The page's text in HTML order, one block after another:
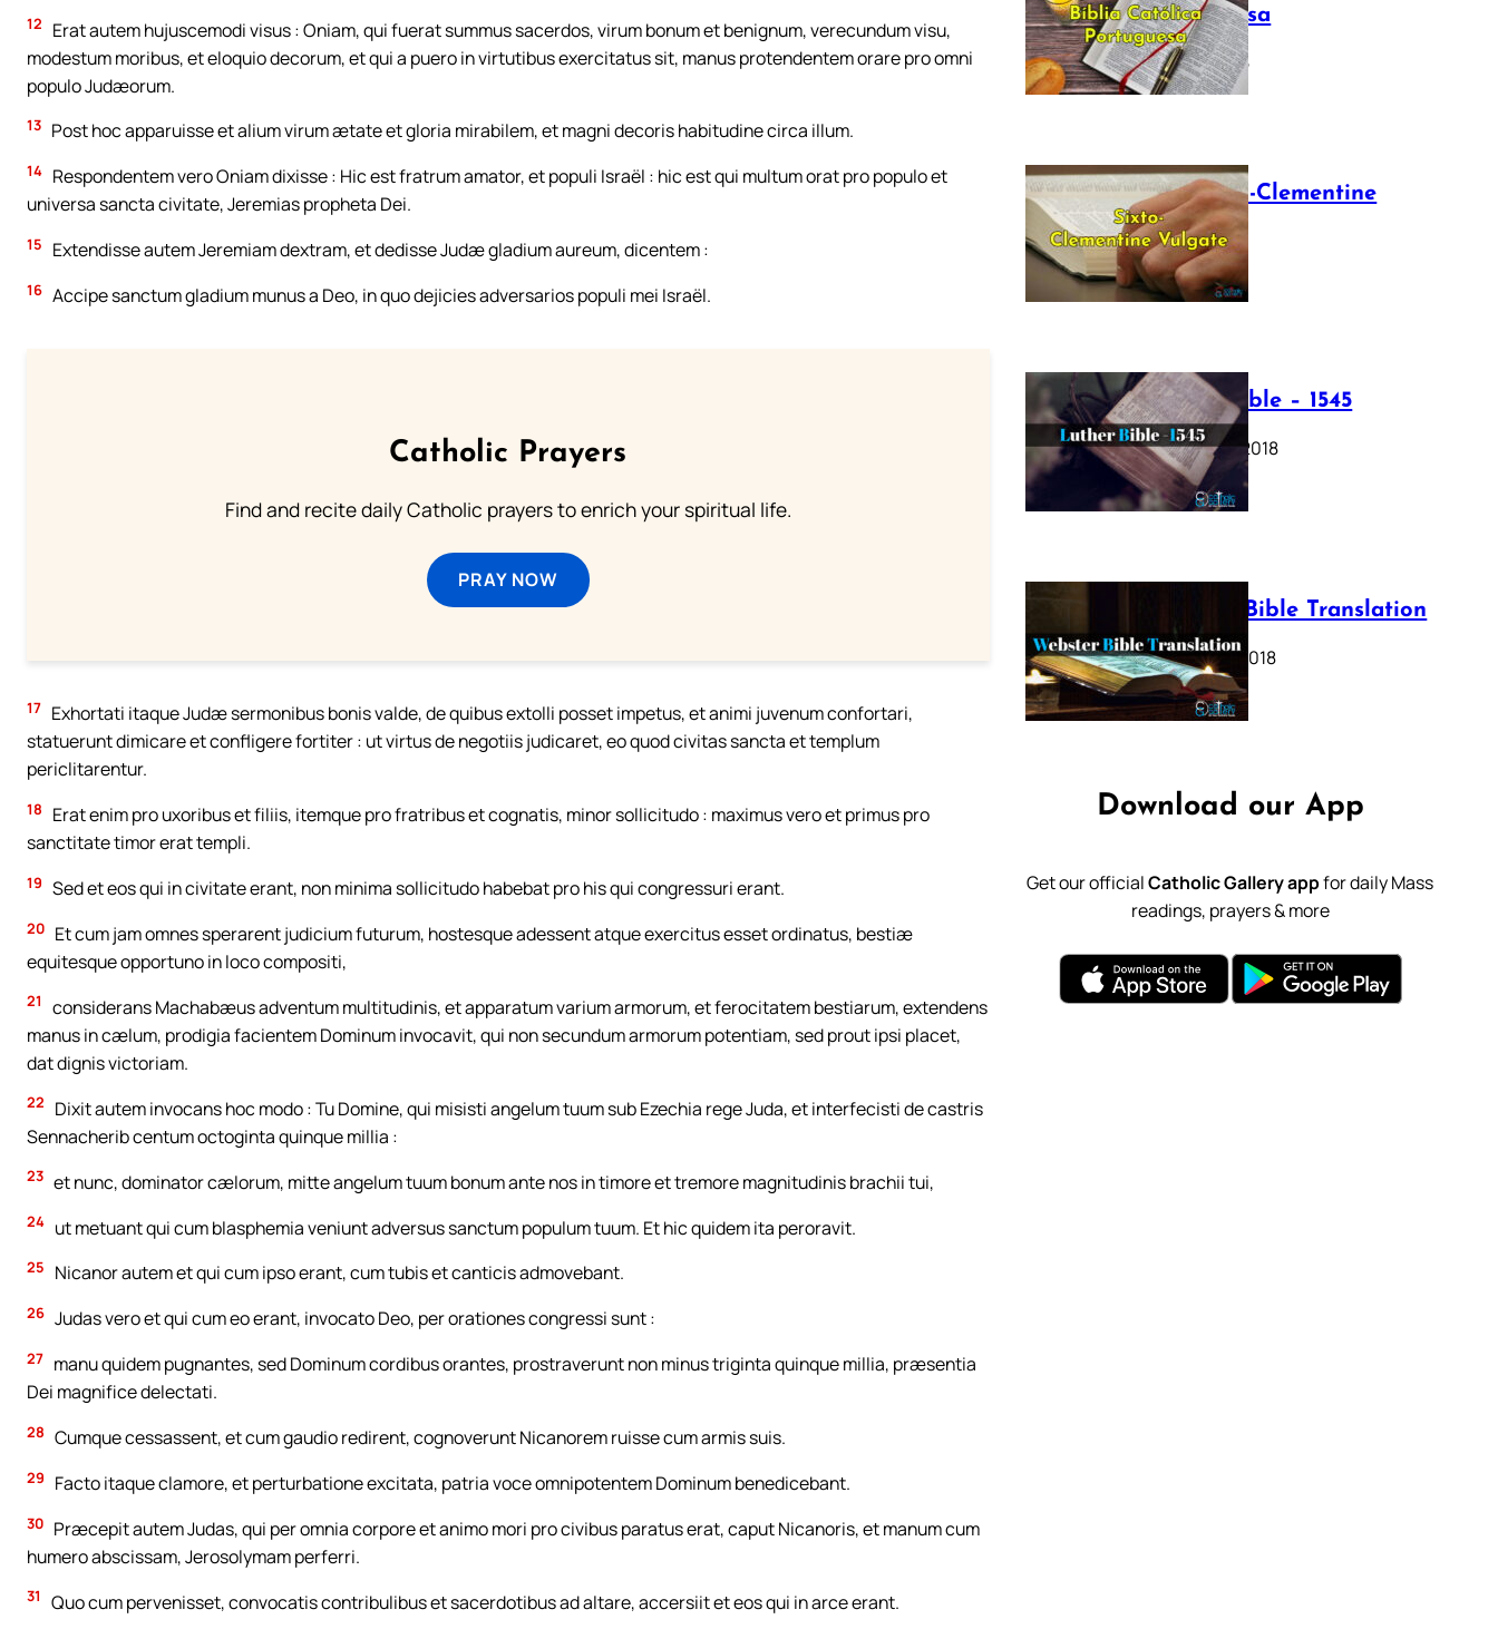
12
Erat autem hujuscemodi visus : Oniam, qui fuerat summus sacerdos, virum bonum et benignum, verecundum visu,
modestum moribus, et eloquio decorum, et qui a puero in virtutibus exercitatus sit, manus protendentem orare pro omni
populo Judæorum.
13 Post hoc apparuisse et alium virum ætate et gloria mirabilem, et magni decoris habitudine circa illum.
14 Respondentem vero Oniam dixisse : Hic est fratrum amator, et populi Israël : hic est qui multum orat pro populo et
universa sancta civitate, Jeremias propheta Dei.
15 Extendisse autem Jeremiam dextram, et dedisse Judæ gladium aureum, dicentem :
16 Accipe sanctum gladium munus a Deo, in quo dejicies adversarios populi mei Israël.
Catholic Prayers
Find and recite daily Catholic prayers to enrich your spiritual life.
PRAY NOW
17 Exhortati itaque Judæ sermonibus bonis valde, de quibus extolli posset impetus, et animi juvenum confortari,
statuerunt dimicare et confligere fortiter : ut virtus de negotiis judicaret, eo quod civitas sancta et templum
periclitarentur.
18
Erat enim pro uxoribus et filiis, itemque pro fratribus et cognatis, minor sollicitudo : maximus vero et primus pro
sanctitate timor erat templi.
19 Sed et eos qui in civitate erant, non minima sollicitudo habebat pro his qui congressuri erant.
20 Et cum jam omnes sperarent judicium futurum, hostesque adessent atque exercitus esset ordinatus, bestiæ
equitesque opportuno in loco compositi,
21
considerans Machabæus adventum multitudinis, et apparatum varium armorum, et ferocitatem bestiarum, extendens
manus in cælum, prodigia facientem Dominum invocavit, qui non secundum armorum potentiam, sed prout ipsi placet,
dat dignis victoriam.
22
Dixit autem invocans hoc modo : Tu Domine, qui misisti angelum tuum sub Ezechia rege Juda, et interfecisti de castris
Sennacherib centum octoginta quinque millia :
23 et nunc, dominator cælorum, mitte angelum tuum bonum ante nos in timore et tremore magnitudinis brachii tui,
24 ut metuant qui cum blasphemia veniunt adversus sanctum populum tuum. Et hic quidem ita peroravit.
25 Nicanor autem et qui cum ipso erant, cum tubis et canticis admovebant.
26 Judas vero et qui cum eo erant, invocato Deo, per orationes congressi sunt :
27 manu quidem pugnantes, sed Dominum cordibus orantes, prostraverunt non minus triginta quinque millia, præsentia
Dei magnifice delectati.
28 Cumque cessassent, et cum gaudio redirent, cognoverunt Nicanorem ruisse cum armis suis.
29 Facto itaque clamore, et perturbatione excitata, patria voce omnipotentem Dominum benedicebant.
30 Præcepit autem Judas, qui per omnia corpore et animo mori pro civibus paratus erat, caput Nicanoris, et manum cum
humero abscissam, Jerosolymam perferri.
31 Quo cum pervenisset, convocatis contribulibus et sacerdotibus ad altare, accersiit et eos qui in arce erant.
Portuguesa
July 16, 2025
The Sixto-Clementine
Vulgate
July 12, 2025
Luther Bible – 1545
October 17, 2018
Webster Bible Translation
October 11, 2018
Download our App
Get our officialCatholic Gallery appfor daily Mass
readings, prayers & more